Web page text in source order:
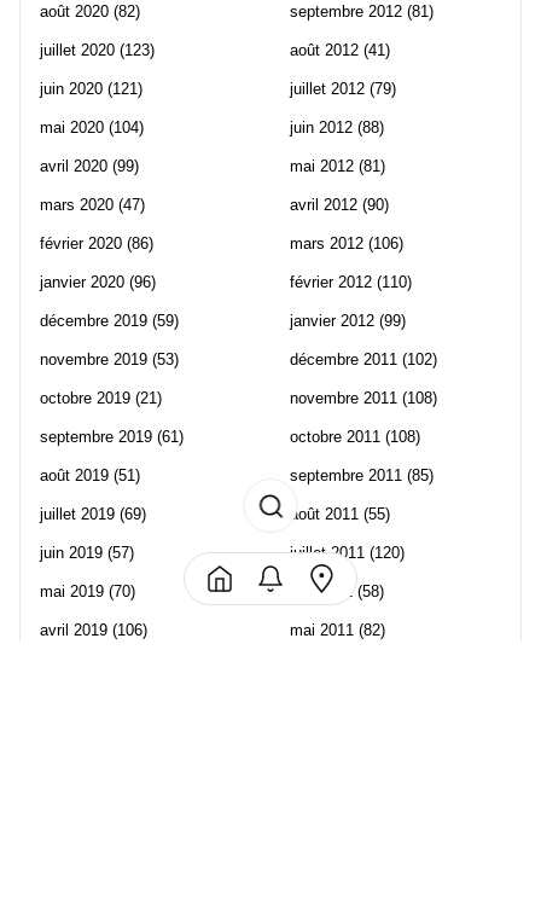
août 2020 (82)
juillet 2020 (123)
juin 2020 (121)
mai 2020 (104)
avril 2020 (99)
mars 2020 (47)
février 2020 (86)
janvier 2020 (96)
décembre 2019 (59)
novembre 2019 (53)
octobre 2019 (21)
septembre 2019 (61)
août 2019 (51)
juillet 2019 (69)
juin 2019 (57)
mai 2019 (70)
avril 2019 (106)
septembre 2012 (81)
août 2012 (41)
juillet 2012 (79)
juin 2012 (88)
mai 2012 (81)
avril 2012 (90)
mars 2012 (106)
février 2012 (110)
janvier 2012 (99)
décembre 2011 (102)
novembre 2011 (108)
octobre 2011 (108)
septembre 2011 (85)
août 2011 (55)
juillet 2011 (120)
juin 2011(58)
mai 2011 (82)